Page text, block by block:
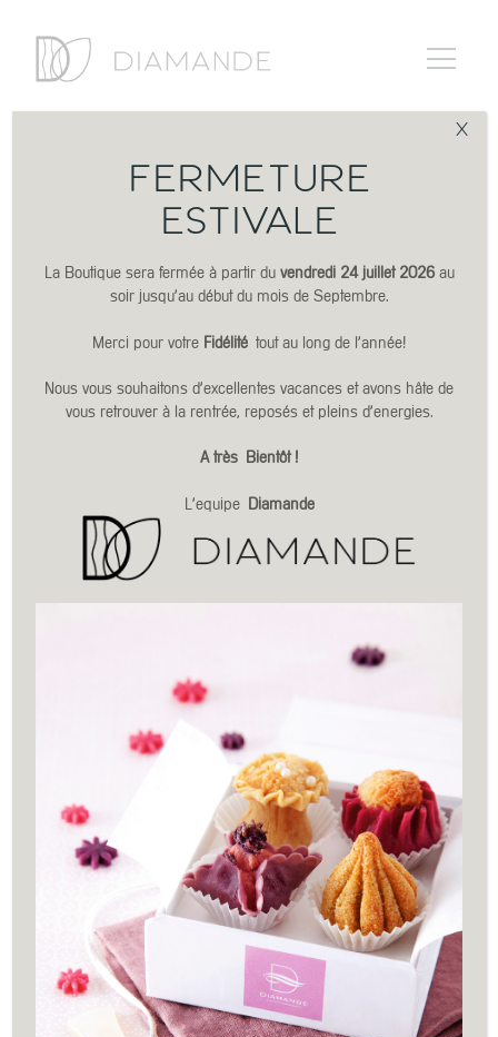
BANANEMENT
Amandes et purée de banane fraîche à l'intérieur;
sésames dorés sur le pourtour.
FERMETURE
ESTIVALE
La Boutique sera fermée à partir du vendredi 24 juillet 2026au
soir jusqu’au début du mois de Septembre.
Merci pour votre Fidélité tout au long de l’année!
Nous vous souhaitons d’excellentes vacances et avons hâte de
vous retrouver à la rentrée, reposés et pleins d’energies.
A très Bientôt !
L’equipe Diamande
X